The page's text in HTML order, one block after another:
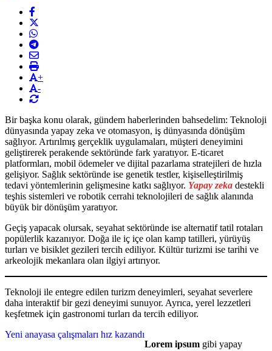
+
-
Bir başka konu olarak, gündem haberlerinden bahsedelim: Teknoloji
dünyasında yapay zeka ve otomasyon, iş dünyasında dönüşüm
sağlıyor. Artırılmış gerçeklik uygulamaları, müşteri deneyimini
geliştirerek perakende sektöründe fark yaratıyor. E-ticaret
platformları, mobil ödemeler ve dijital pazarlama stratejileri de hızla
gelişiyor. Sağlık sektöründe ise genetik testler, kişiselleştirilmiş
tedavi yöntemlerinin gelişmesine katkı sağlıyor. Yapay zeka destekli
teşhis sistemleri ve robotik cerrahi teknolojileri de sağlık alanında
büyük bir dönüşüm yaratıyor.
Geçiş yapacak olursak, seyahat sektöründe ise alternatif tatil rotaları
popülerlik kazanıyor. Doğa ile iç içe olan kamp tatilleri, yürüyüş
turları ve bisiklet gezileri tercih ediliyor. Kültür turizmi ise tarihi ve
arkeolojik mekanlara olan ilgiyi artırıyor.
Teknoloji ile entegre edilen turizm deneyimleri, seyahat severlere
daha interaktif bir gezi deneyimi sunuyor. Ayrıca, yerel lezzetleri
keşfetmek için gastronomi turları da tercih ediliyor.
Yeni anayasa çalışmaları hız kazandı
Lorem ipsum gibi yapay